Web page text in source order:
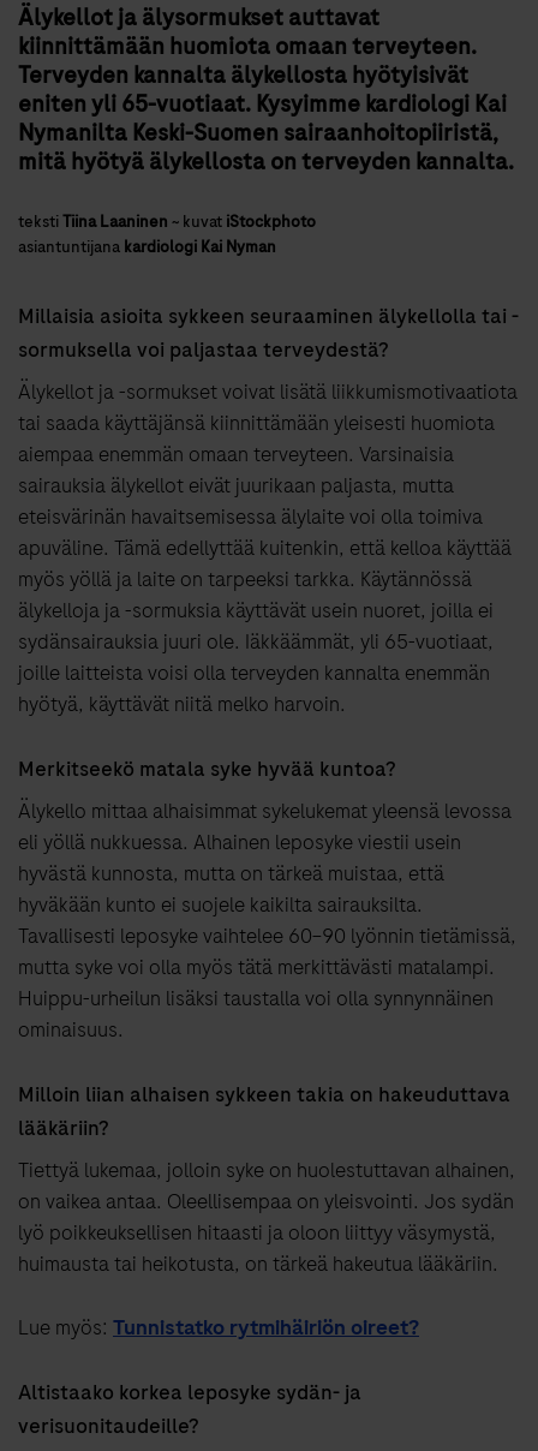
Älykellot ja älysormukset auttavat
kiinnittämään huomiota omaan terveyteen.
Terveyden kannalta älykellosta hyötyisivät
eniten yli 65-vuotiaat. Kysyimme kardiologi Kai
Nymanilta Keski-Suomen sairaanhoitopiiristä,
mitä hyötyä älykellosta on terveyden kannalta.
tekstiTiina Laaninen ~ kuvat iStockphoto
asiantuntijana kardiologi Kai Nyman
Millaisia asioita sykkeen seuraaminen älykellolla tai -
sormuksella voi paljastaa terveydestä?
Älykellot ja -sormukset voivat lisätä liikkumismotivaatiota
tai saada käyttäjänsä kiinnittämään yleisesti huomiota
aiempaa enemmän omaan terveyteen. Varsinaisia
sairauksia älykellot eivät juurikaan paljasta, mutta
eteisvärinän havaitsemisessa älylaite voi olla toimiva
apuväline. Tämä edellyttää kuitenkin, että kelloa käyttää
myös yöllä ja laite on tarpeeksi tarkka. Käytännössä
älykelloja ja -sormuksia käyttävät usein nuoret, joilla ei
sydänsairauksia juuri ole. Iäkkäämmät, yli 65-vuotiaat,
joille laitteista voisi olla terveyden kannalta enemmän
hyötyä, käyttävät niitä melko harvoin.
Merkitseekö matala syke hyvää kuntoa?
Älykello mittaa alhaisimmat sykelukemat yleensä levossa
eli yöllä nukkuessa. Alhainen leposyke viestii usein
hyvästä kunnosta, mutta on tärkeä muistaa, että
hyväkään kunto ei suojele kaikilta sairauksilta.
Tavallisesti leposyke vaihtelee 60−90 lyönnin tietämissä,
mutta syke voi olla myös tätä merkittävästi matalampi.
Huippu-urheilun lisäksi taustalla voi olla synnynnäinen
ominaisuus.
Milloin liian alhaisen sykkeen takia on hakeuduttava
lääkäriin?
Tiettyä lukemaa, jolloin syke on huolestuttavan alhainen,
on vaikea antaa. Oleellisempaa on yleisvointi. Jos sydän
lyö poikkeuksellisen hitaasti ja oloon liittyy väsymystä,
huimausta tai heikotusta, on tärkeä hakeutua lääkäriin.
Lue myös: Tunnistatko rytmihäiriön oireet?
Altistaako korkea leposyke sydän- ja
verisuonitaudeille?